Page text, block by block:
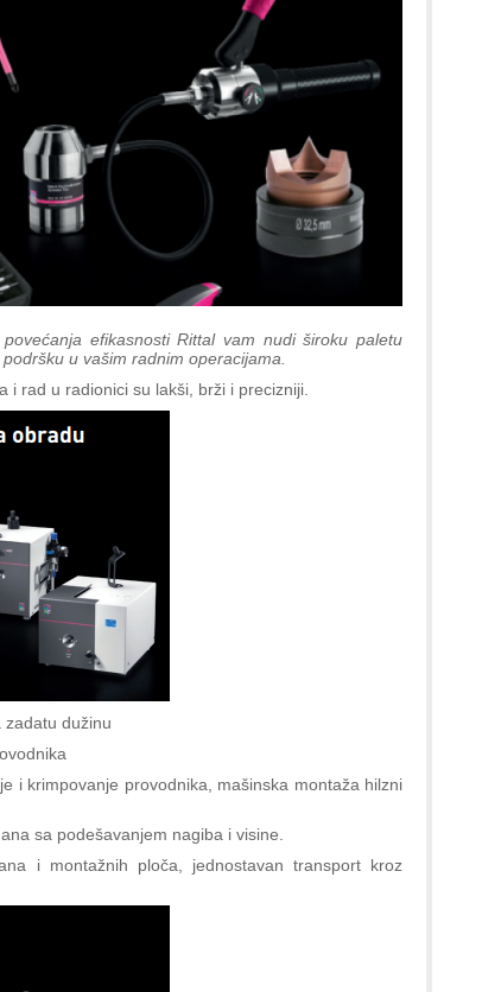
efikasnosti Rittal vam nudi široku paletu
u vašim radnim operacijama.
i rad u radionici su lakši, brži i precizniji.
zadatu dužinu
i krimpovanje provodnika, mašinska montaža hilzni
sa podešavanjem nagiba i visine.
i montažnih ploča, jednostavan transport kroz